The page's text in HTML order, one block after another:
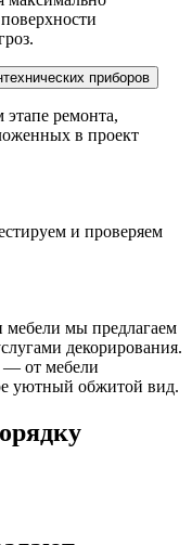
электрических и сантехнических приборов
ремонта,
в проект
и проверяем
мебели мы предлагаем
декорирования.
— от мебели
уютный обжитой вид.